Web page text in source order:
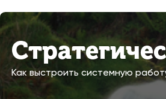
Как выстроить системную